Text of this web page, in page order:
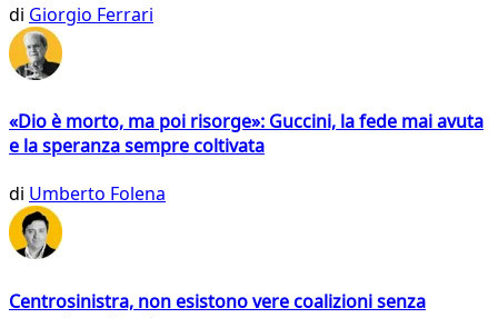
di Giorgio Ferrari
«Dio è morto, ma poi risorge»: Guccini, la fede mai avuta
e la speranza sempre coltivata
di Umberto Folena
Centrosinistra, non esistono vere coalizioni senza